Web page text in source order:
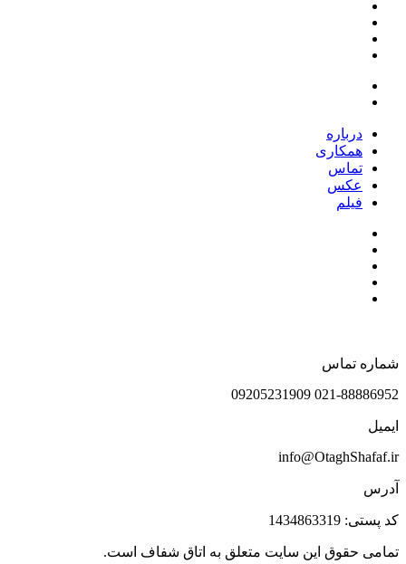
درباره
همکاری
تماس
عکس
فیلم
شماره تماس
021-88886952 09205231909
ایمیل
info@OtaghShafaf.ir
آدرس
کد پستی: 1434863319
تمامی حقوق این سایت متعلق به اتاق شفاف است.